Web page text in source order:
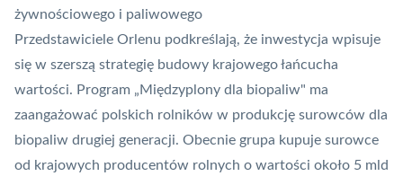
żywnościowego i paliwowego
Przedstawiciele Orlenu podkreślają, że inwestycja wpisuje
się w szerszą strategię budowy krajowego łańcucha
wartości. Program „Międzyplony dla biopaliw" ma
zaangażować polskich rolników w produkcję surowców dla
biopaliw drugiej generacji. Obecnie grupa kupuje surowce
od krajowych producentów rolnych o wartości około 5 mld